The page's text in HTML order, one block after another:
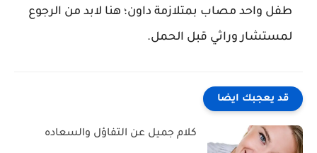
طفل واحد مصاب بمتلازمة داون؛ هنا لابد من الرجوع
لمستشار وراثي قبل الحمل.
قد يعجبك ايضا
كلام جميل عن التفاؤل والسعاده